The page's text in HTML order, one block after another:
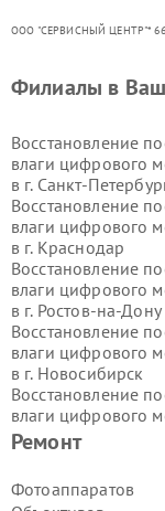
ООО "СЕРВИСНЫЙ ЦЕНТР"*
Ремонт
Фотоаппаратов
Филиалы в
Восстановление
влаги цифрового
в г. Санкт-
Восстановление
влаги цифрового
в г. Краснодар
Восстановление
влаги цифрового
в г. Ростов-на-Дону
Восстановление
влаги цифрового
в г. Новосибирск
Восстановление
влаги цифрового
в г.Екатеринбург
влаги цифрового
в г.Казань